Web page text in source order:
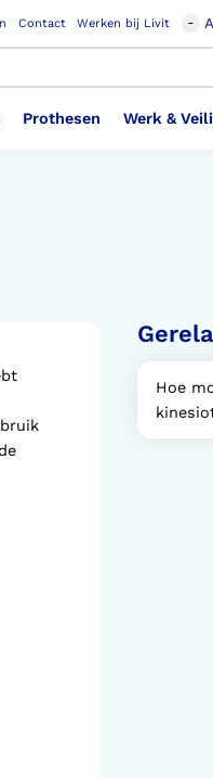
Contact Werken bij Livit A
Pols
Schouder
Werk
Prothesen Werk &
Hoe